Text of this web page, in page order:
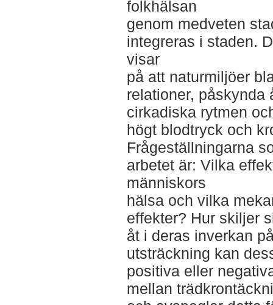
folkhälsan
genom medveten
integreras i staden.
visar
på att naturmiljöer
relationer, påskynda
cirkadiska rytmen
högt blodtryck och
Frågeställningarna
arbetet är: Vilka
människors
hälsa och vilka
effekter? Hur skiljer
åt i deras inverkan
utsträckning kan
positiva eller
mellan